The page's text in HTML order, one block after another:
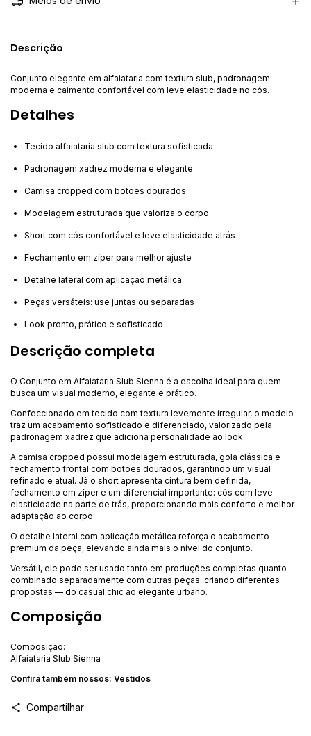
Descrição
Conjunto elegante em alfaiataria com textura slub, padronagem
moderna e caimento confortável com leve elasticidade no cós.
Detalhes
Tecido alfaiataria slub com textura sofisticada
Padronagem xadrez moderna e elegante
Camisa cropped com botões dourados
Modelagem estruturada que valoriza o corpo
Short com cós confortável e leve elasticidade atrás
Fechamento em zíper para melhor ajuste
Detalhe lateral com aplicação metálica
Peças versáteis: use juntas ou separadas
Look pronto, prático e sofisticado
Descrição completa
O Conjunto em Alfaiataria Slub Sienna é a escolha ideal para quem
busca um visual moderno, elegante e prático.
Confeccionado em tecido com textura levemente irregular, o modelo
traz um acabamento sofisticado e diferenciado, valorizado pela
padronagem xadrez que adiciona personalidade ao look.
A camisa cropped possui modelagem estruturada, gola clássica e
fechamento frontal com botões dourados, garantindo um visual
refinado e atual. Já o short apresenta cintura bem definida,
fechamento em zíper e um diferencial importante: cós com leve
elasticidade na parte de trás, proporcionando mais conforto e melhor
adaptação ao corpo.
O detalhe lateral com aplicação metálica reforça o acabamento
premium da peça, elevando ainda mais o nível do conjunto.
Versátil, ele pode ser usado tanto em produções completas quanto
combinado separadamente com outras peças, criando diferentes
propostas — do casual chic ao elegante urbano.
Composição
Composição:
Alfaiataria Slub Sienna
Confira também nossos: Vestidos
Compartilhar